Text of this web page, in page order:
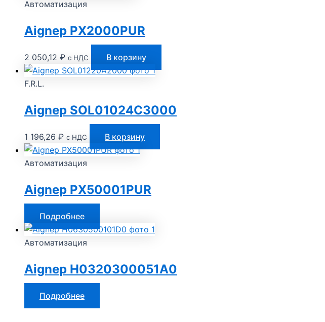
Автоматизация
Aignep PX2000PUR
2 050,12 ₽ с НДС В корзину
F.R.L.
Aignep SOL01024C3000
1 196,26 ₽ с НДС В корзину
Автоматизация
Aignep PX50001PUR
Подробнее
Автоматизация
Aignep H0320300051A0
Подробнее